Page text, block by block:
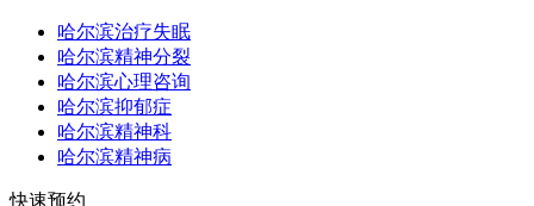
哈尔滨治疗失眠
哈尔滨精神分裂
哈尔滨心理咨询
哈尔滨抑郁症
哈尔滨精神科
哈尔滨精神病
快速预约